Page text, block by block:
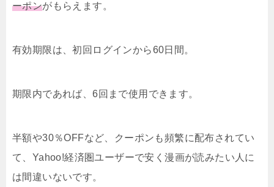
ーポンがもらえます。
有効期限は、初回ログインから60日間。
期限内であれば、6回まで使用できます。
半額や30％OFFなど、クーポンも頻繁に配布されてい
て、Yahoo!経済圏ユーザーで安く漫画が読みたい人に
は間違いないです。